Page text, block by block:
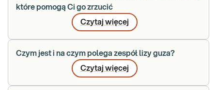
które pomogą Ci go zrzucić
Czytaj więcej
Czym jest i na czym polega zespół lizy guza?
Czytaj więcej